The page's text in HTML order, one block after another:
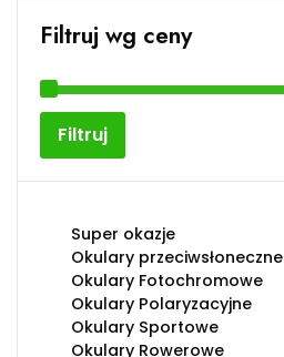
Filtruj wg ceny
Filtruj
Super okazje
Okulary przeciwsłoneczne
Okulary Fotochromowe
Okulary Polaryzacyjne
Okulary Sportowe
Okulary Rowerowe